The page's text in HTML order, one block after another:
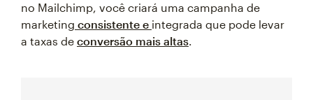
no Mailchimp, você criará uma campanha de
marketing consistente e integrada que pode levar
a taxas de conversão mais altas.